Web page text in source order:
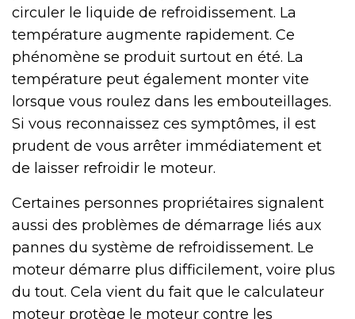
circuler le liquide de refroidissement. La
température augmente rapidement. Ce
phénomène se produit surtout en été. La
température peut également monter vite
lorsque vous roulez dans les embouteillages.
Si vous reconnaissez ces symptômes, il est
prudent de vous arrêter immédiatement et
de laisser refroidir le moteur.
Certaines personnes propriétaires signalent
aussi des problèmes de démarrage liés aux
pannes du système de refroidissement. Le
moteur démarre plus difficilement, voire plus
du tout. Cela vient du fait que le calculateur
moteur protège le moteur contre les